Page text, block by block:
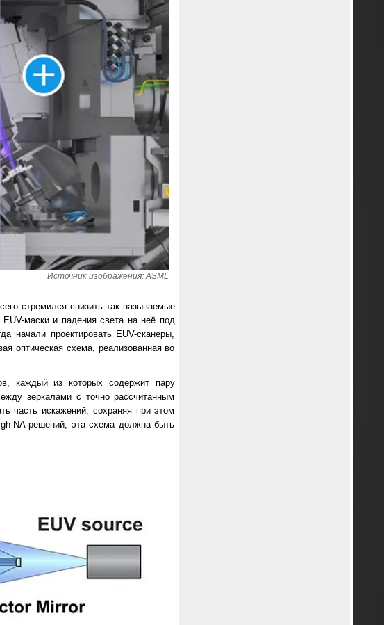
Источник изображения: ASML
стремился снизить так называемые
маски и падения света на неё под
начали проектировать EUV-сканеры,
оптическая схема, реализованная во
каждый из которых содержит пару
зеркалами с точно рассчитанным
часть искажений, сохраняя при этом
NA-решений, эта схема должна быть